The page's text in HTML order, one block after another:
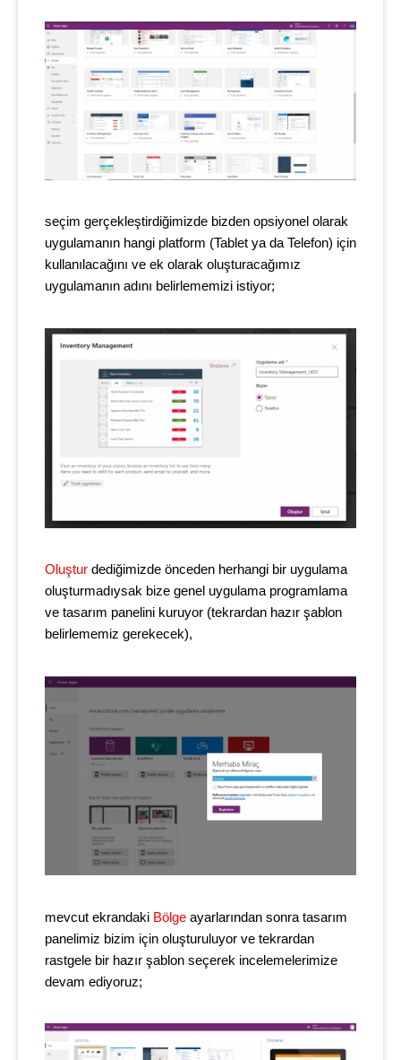
seçim gerçekleştirdiğimizde bizden opsiyonel olarak
uygulamanın hangi platform (Tablet ya da Telefon) için
kullanılacağını ve ek olarak oluşturacağımız
uygulamanın adını belirlememizi istiyor;
Oluştur dediğimizde önceden herhangi bir uygulama
oluşturmadıysak bize genel uygulama programlama
ve tasarım panelini kuruyor (tekrardan hazır şablon
belirlememiz gerekecek),
mevcut ekrandaki Bölge ayarlarından sonra tasarım
panelimiz bizim için oluşturuluyor ve tekrardan
rastgele bir hazır şablon seçerek incelemelerimize
devam ediyoruz;